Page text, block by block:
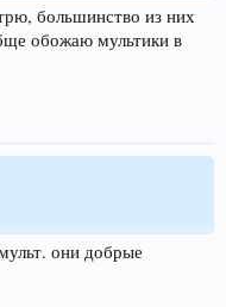
большинство из них
обожаю мультики в
они добрые